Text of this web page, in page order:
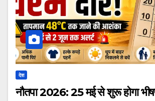
देश
नौतपा 2026: 25 मई से शुरू होगा